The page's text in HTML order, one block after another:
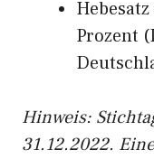
Prozent
Hinweis:
31.12.2022.